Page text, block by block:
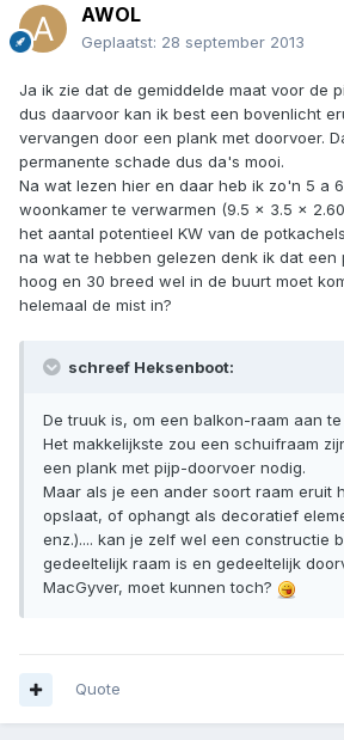
AWOL
Geplaatst: 28 september 2013
Ja ik zie dat de gemiddelde maat voor de
dus daarvoor kan ik best een bovenlicht
vervangen door een plank met doorvoer.
permanente schade dus da's mooi.
Na wat lezen hier en daar heb ik zo'n 5 a
woonkamer te verwarmen (9.5 x 3.5 x
het aantal potentieel KW van de
na wat te hebben gelezen denk ik dat een
hoog en 30 breed wel in de buurt moet
helemaal de mist in?
schreef Heksenboot:
De truuk is, om een balkon-raam aan
Het makkelijkste zou een schuifraam
een plank met pijp-doorvoer nodig.
Maar als je een ander soort raam eruit
opslaat, of ophangt als decoratief
enz.).... kan je zelf wel een constructie
gedeeltelijk raam is en gedeeltelijk
MacGyver, moet kunnen toch?
Quote